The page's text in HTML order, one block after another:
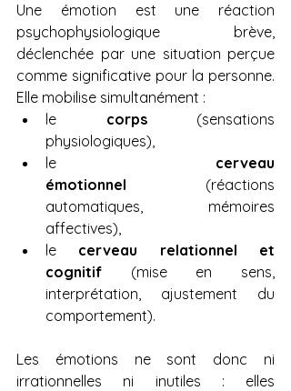
Une émotion est une réaction
psychophysiologique brève,
déclenchée par une situation perçue
comme significative pour la personne.
Elle mobilise simultanément :
le corps (sensations
physiologiques),
le cerveau
émotionnel (réactions
automatiques, mémoires
affectives),
le cerveau relationnel et
cognitif (mise en sens,
interprétation, ajustement du
comportement).
Les émotions ne sont donc ni
irrationnelles ni inutiles : elles